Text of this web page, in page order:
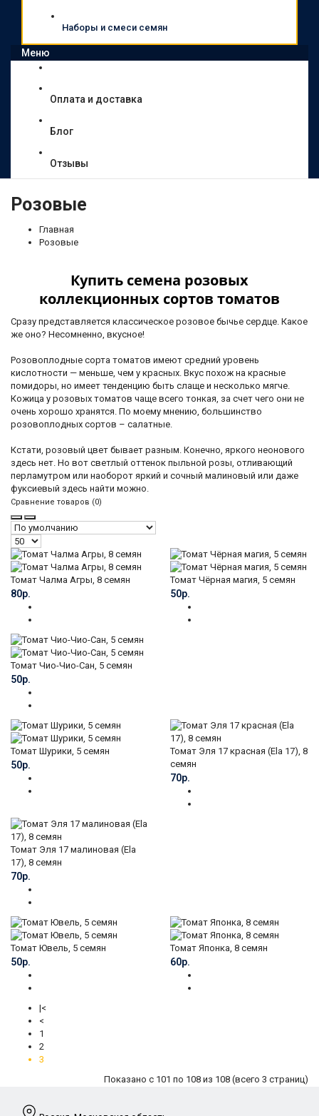
Наборы и смеси семян
Меню
Оплата и доставка
Блог
Отзывы
Розовые
Главная
Розовые
Купить семена розовых
коллекционных сортов томатов
Сразу представляется классическое розовое бычье сердце. Какое
же оно? Несомненно, вкусное!
Розовоплодные сорта томатов имеют средний уровень
кислотности — меньше, чем у красных. Вкус похож на красные
помидоры, но имеет тенденцию быть слаще и несколько мягче.
Кожица у розовых томатов чаще всего тонкая, за счет чего они не
очень хорошо хранятся. По моему мнению, большинство
розовоплодных сортов – салатные.
Кстати, розовый цвет бывает разным. Конечно, яркого неонового
здесь нет. Но вот светлый оттенок пыльной розы, отливающий
перламутром или наоборот яркий и сочный малиновый или даже
фуксиевый здесь найти можно.
Сравнение товаров (0)
Томат Чалма Агры, 8 семян
80р.
Томат Чёрная магия, 5 семян
50р.
Томат Чио-Чио-Сан, 5 семян
50р.
Томат Шурики, 5 семян
50р.
Томат Эля 17 красная (Ela 17), 8
семян
70р.
Томат Эля 17 малиновая (Ela
17), 8 семян
70р.
Томат Ювель, 5 семян
50р.
Томат Японка, 8 семян
60р.
|<
<
1
2
3
Показано с 101 по 108 из 108 (всего 3 страниц)